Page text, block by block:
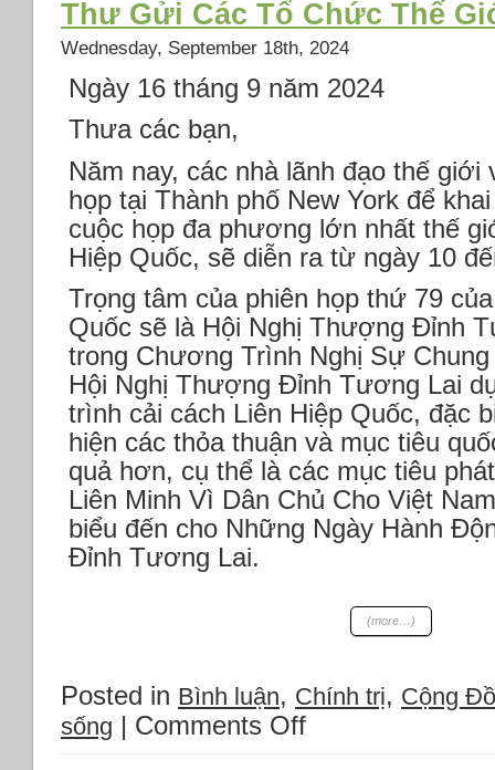
đồng
an
lành
và
Năm
Mới
2026
thịnh
vượng
Thư Gửi Các Tổ Chức Thế
Wednesday, September 18th, 2024
Ngày 16 tháng 9 năm 2024
Thưa các bạn,
Năm nay, các nhà lãnh đạo thế giới
họp tại Thành phố New York để
cuộc họp đa phương lớn nhất thế
Hiệp Quốc, sẽ diễn ra từ ngày 10
Trọng tâm của phiên họp thứ 79
Quốc sẽ là Hội Nghị Thượng Đỉnh
trong Chương Trình Nghị Sự
Hội Nghị Thượng Đỉnh Tương Lai
trình cải cách Liên Hiệp Quốc, đặc
hiện các thỏa thuận và mục tiêu
quả hơn, cụ thể là các mục tiêu
Liên Minh Vì Dân Chủ Cho Việt
biểu đến cho Những Ngày Hành
Đỉnh Tương Lai.
(more…)
Posted in Bình luận, Chính trị, Cộng
sống | Comments Offon